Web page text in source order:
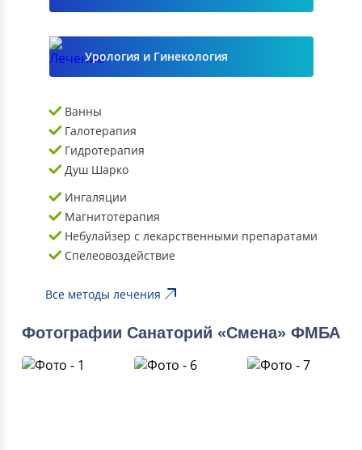
Урология и Гинекология
Ванны
Галотерапия
Гидротерапия
Душ Шарко
Ингаляции
Магнитотерапия
Небулайзер с лекарственными препаратами
Спелеовоздействие
Все методы лечения
Фотографии Санаторий «Смена» ФМБА